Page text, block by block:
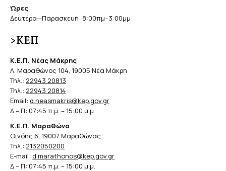
Ώρες
Δευτέρα—Παρασκευή: 8:00πμ–3:00μμ
>ΚΕΠ
Κ.Ε.Π. Νέας Μάκρης
Λ. Μαραθώνος 104, 19005 Νέα Μάκρη
Τηλ.: 22943 20813
Τηλ.: 22943 20814
Email: d.neasmakris@kep.gov.gr
Δ – Π: 07:45 π.μ. – 15:00 μ.μ
Κ.Ε.Π. Μαραθώνα
Οινόης 6, 19007 Μαραθώνας
Τηλ.: 2132050200
E-mail: d.marathonos@kep.gov.gr
Δ – Π: 07:45 π.μ. – 15:00 μ.μ.